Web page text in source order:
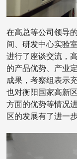
在高总等公司领导
间、研发中心实验
进行了座谈交流，
的产品优势、产业
成果，考察组表示
也对衡阳国家高新
方面的优势等情况
区的发展有了进一